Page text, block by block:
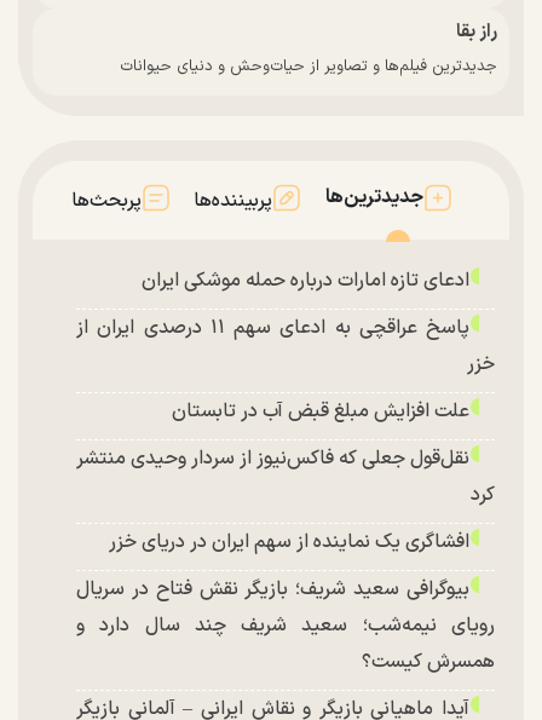
راز بقا
جدیدترین فیلم‌ها و تصاویر از حیات‌وحش و دنیای حیوانات
جدیدترین‌ها پربیننده‌ها پربحث‌ها
ادعای تازه امارات درباره حمله موشکی ایران
پاسخ عراقچی به ادعای سهم ۱۱ درصدی ایران از
خزر
علت افزایش مبلغ قبض آب در تابستان
نقل‌قول جعلی که فاکس‌نیوز از سردار وحیدی منتشر
کرد
افشاگری یک نماینده از سهم ایران در دریای خزر
بیوگرافی سعید شریف؛ بازیگر نقش فتاح در سریال
رویای نیمه‌شب؛ سعید شریف چند سال دارد و
همسرش کیست؟
آیدا ماهیانی بازیگر و نقاش ایرانی – آلمانی بازیگر